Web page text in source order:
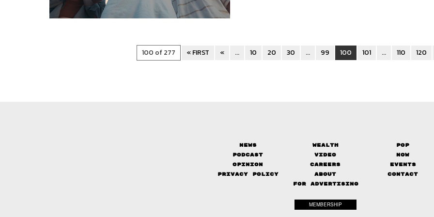
100 of 277 « FIRST « ... 10 20 30 ... 99 100 101 ... 110 120
News Wealth
Pop
Podcast
Video
Now
Opinion
Careers
Events
Privacy Policy
About
Contact
FOR ADVERTISING
MEMBERSHIP